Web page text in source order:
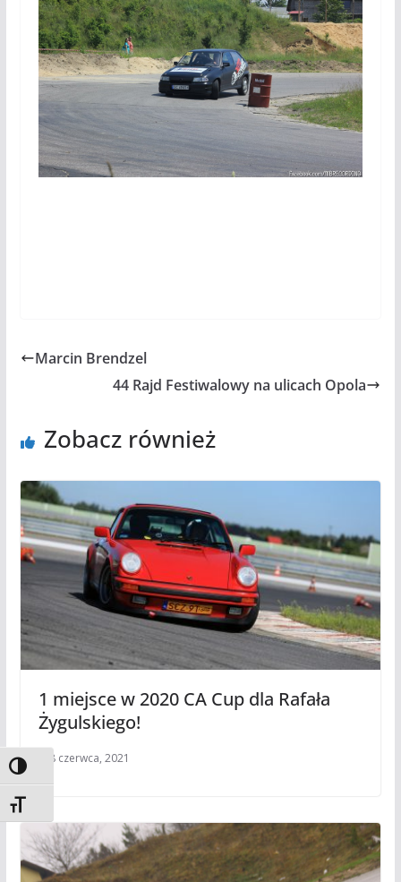
Toggle High Contrast
Toggle Font size
Marcin Brendzel
44 Rajd Festiwalowy na ulicach Opola
Zobacz również
1 miejsce w 2020 CA Cup dla Rafała
Żygulskiego!
8 czerwca, 2021